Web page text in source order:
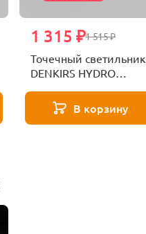
1 515 ₽
1 315 ₽
Точечный светильник
DENKIRS HYDRO
В корзину